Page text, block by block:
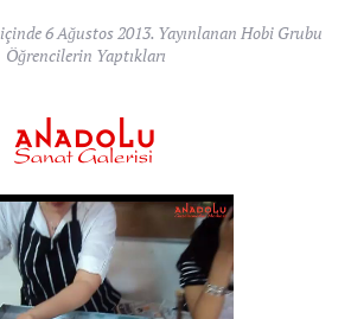
içinde6 Ağustos 2013. Yayınlanan Hobi Grubu
Öğrencilerin Yaptıkları